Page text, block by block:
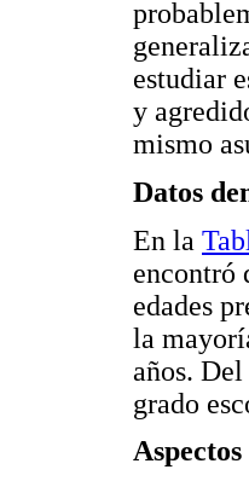
estudiar
y
mismo
Datos
En la
encontró
edades
la
años.
grado